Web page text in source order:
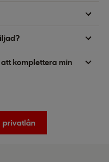
komplettera min
privatlån